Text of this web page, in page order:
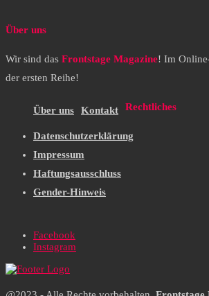
Über uns
Wir sind das Frontstage Magazine! Im
der ersten Reihe!
Über uns Kontakt Rechtliches
Datenschutzerklärung
Impressum
Haftungsausschluss
Gender-Hinweis
Facebook
Instagram